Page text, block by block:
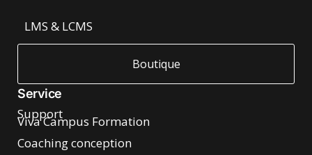
LMS & LCMS
Boutique
Service
Support
Viva Campus Formation
Coaching conception